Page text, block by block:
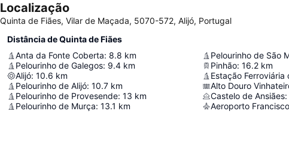
Localização
Quinta de Fiães, Vilar de Maçada, 5070-572, Alijó, Portugal
Distância de Quinta de Fiães
Anta da Fonte Coberta: 8.8 km
Pelourinho de Galegos: 9.4 km
Alijó: 10.6 km
Pelourinho de Alijó: 10.7 km
Pelourinho de Provesende: 13 km
Pelourinho de Murça: 13.1 km
Pinhão: 16.2 km
Estação Ferroviária
Alto Douro
Castelo de Ansiães:
Aeroporto